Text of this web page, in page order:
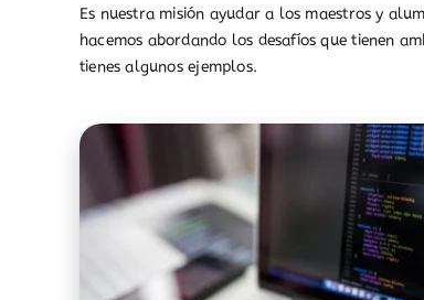
Es nuestra misión ayudar a los maestros y
hacemos abordando los desafíos que tienen
tienes algunos ejemplos.